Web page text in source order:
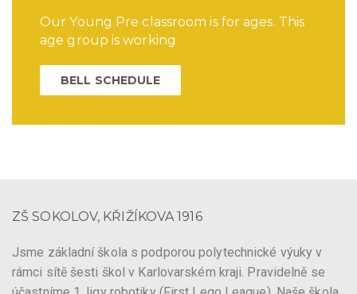
Our Young Pre classroom is for ages. This
age group is working
BELL SCHEDULE
ZŠ SOKOLOV, KŘIŽÍKOVA 1916
Jsme základní škola s podporou polytechnické výuky v
rámci sítě šesti škol v Karlovarském kraji. Pravidelně se